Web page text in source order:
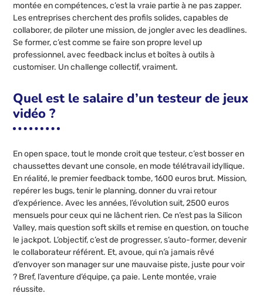
montée en compétences, c’est la vraie partie à ne pas zapper.
Les entreprises cherchent des profils solides, capables de
collaborer, de piloter une mission, de jongler avec les deadlines.
Se former, c’est comme se faire son propre level up
professionnel, avec feedback inclus et boîtes à outils à
customiser. Un challenge collectif, vraiment.
Quel est le salaire d’un testeur de jeux
vidéo ?
En open space, tout le monde croit que testeur, c’est bosser en
chaussettes devant une console, en mode télétravail idyllique.
En réalité, le premier feedback tombe, 1600 euros brut. Mission,
repérer les bugs, tenir le planning, donner du vrai retour
d’expérience. Avec les années, l’évolution suit, 2500 euros
mensuels pour ceux qui ne lâchent rien. Ce n’est pas la Silicon
Valley, mais question soft skills et remise en question, on touche
le jackpot. L’objectif, c’est de progresser, s’auto-former, devenir
le collaborateur référent. Et, avoue, qui n’a jamais rêvé
d’envoyer son manager sur une mauvaise piste, juste pour voir
? Bref, l’aventure d’équipe, ça paie. Lente montée, vraie
réussite.